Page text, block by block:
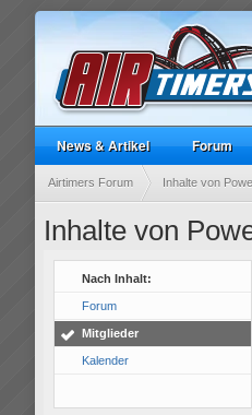
News & Artikel Forum
Airtimers Forum Inhalte von
Inhalte von
Nach Inhalt:
Forum
Mitglieder
Kalender